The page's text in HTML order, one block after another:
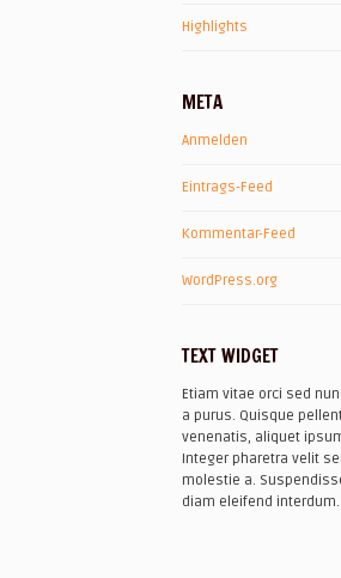
Highlights
META
Anmelden
Eintrags-Feed
Kommentar-Feed
WordPress.org
TEXT WIDGET
Etiam vitae orci sed
a purus. Quisque
venenatis, aliquet
Integer pharetra velit
molestie a.
diam eleifend interdum.